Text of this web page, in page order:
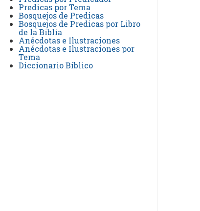
Predicas por Tema
Bosquejos de Predicas
Bosquejos de Predicas por Libro
de la Biblia
Anécdotas e Ilustraciones
Anécdotas e Ilustraciones por
Tema
Diccionario Bíblico